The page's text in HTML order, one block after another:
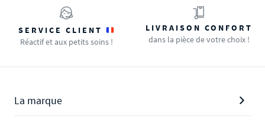
SERVICE CLIENT
Réactif et aux petits soins !
LIVRAISON CONFORT
dans la pièce de votre choix !
La marque